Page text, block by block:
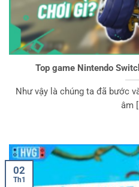
Top game Nintendo
Như vậy là chúng ta đã bước
âm
02
Th1